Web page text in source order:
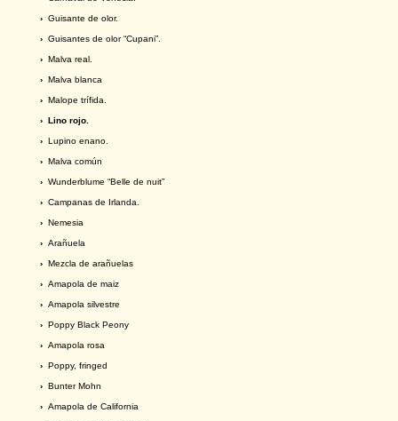
› Guisante de olor.
› Guisantes de olor “Cupani”.
› Malva real.
› Malva blanca
› Malope trífida.
› Lino rojo.
› Lupino enano.
› Malva común
› Wunderblume “Belle de nuit”
› Campanas de Irlanda.
› Nemesia
› Arañuela
› Mezcla de arañuelas
› Amapola de maiz
› Amapola silvestre
› Poppy Black Peony
› Amapola rosa
› Poppy, fringed
› Bunter Mohn
› Amapola de California